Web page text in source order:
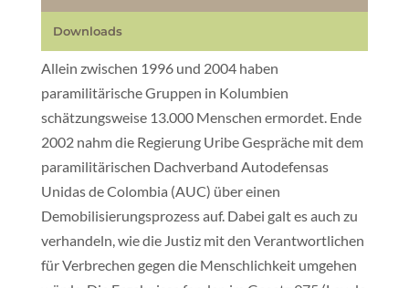
Downloads
Allein zwischen 1996 und 2004 haben
paramilitärische Gruppen in Kolumbien
schätzungsweise 13.000 Menschen ermordet. Ende
2002 nahm die Regierung Uribe Gespräche mit dem
paramilitärischen Dachverband Autodefensas
Unidas de Colombia (AUC) über einen
Demobilisierungsprozess auf. Dabei galt es auch zu
verhandeln, wie die Justiz mit den Verantwortlichen
für Verbrechen gegen die Menschlichkeit umgehen